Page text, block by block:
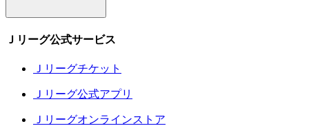
Ｊリーグ公式サービス
Ｊリーグチケット
Ｊリーグ公式アプリ
Ｊリーグオンラインストア